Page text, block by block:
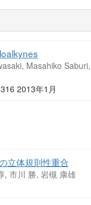
Masahiko
2013年1月
立体規則性重合
, 市川 勝, 岩槻 康雄